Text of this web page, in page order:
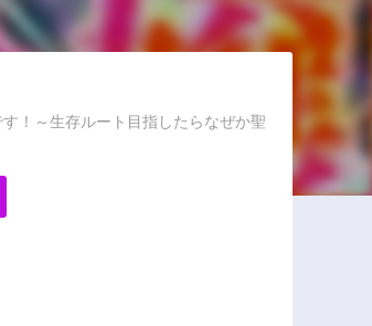
！～生存ルート目指したらなぜか聖